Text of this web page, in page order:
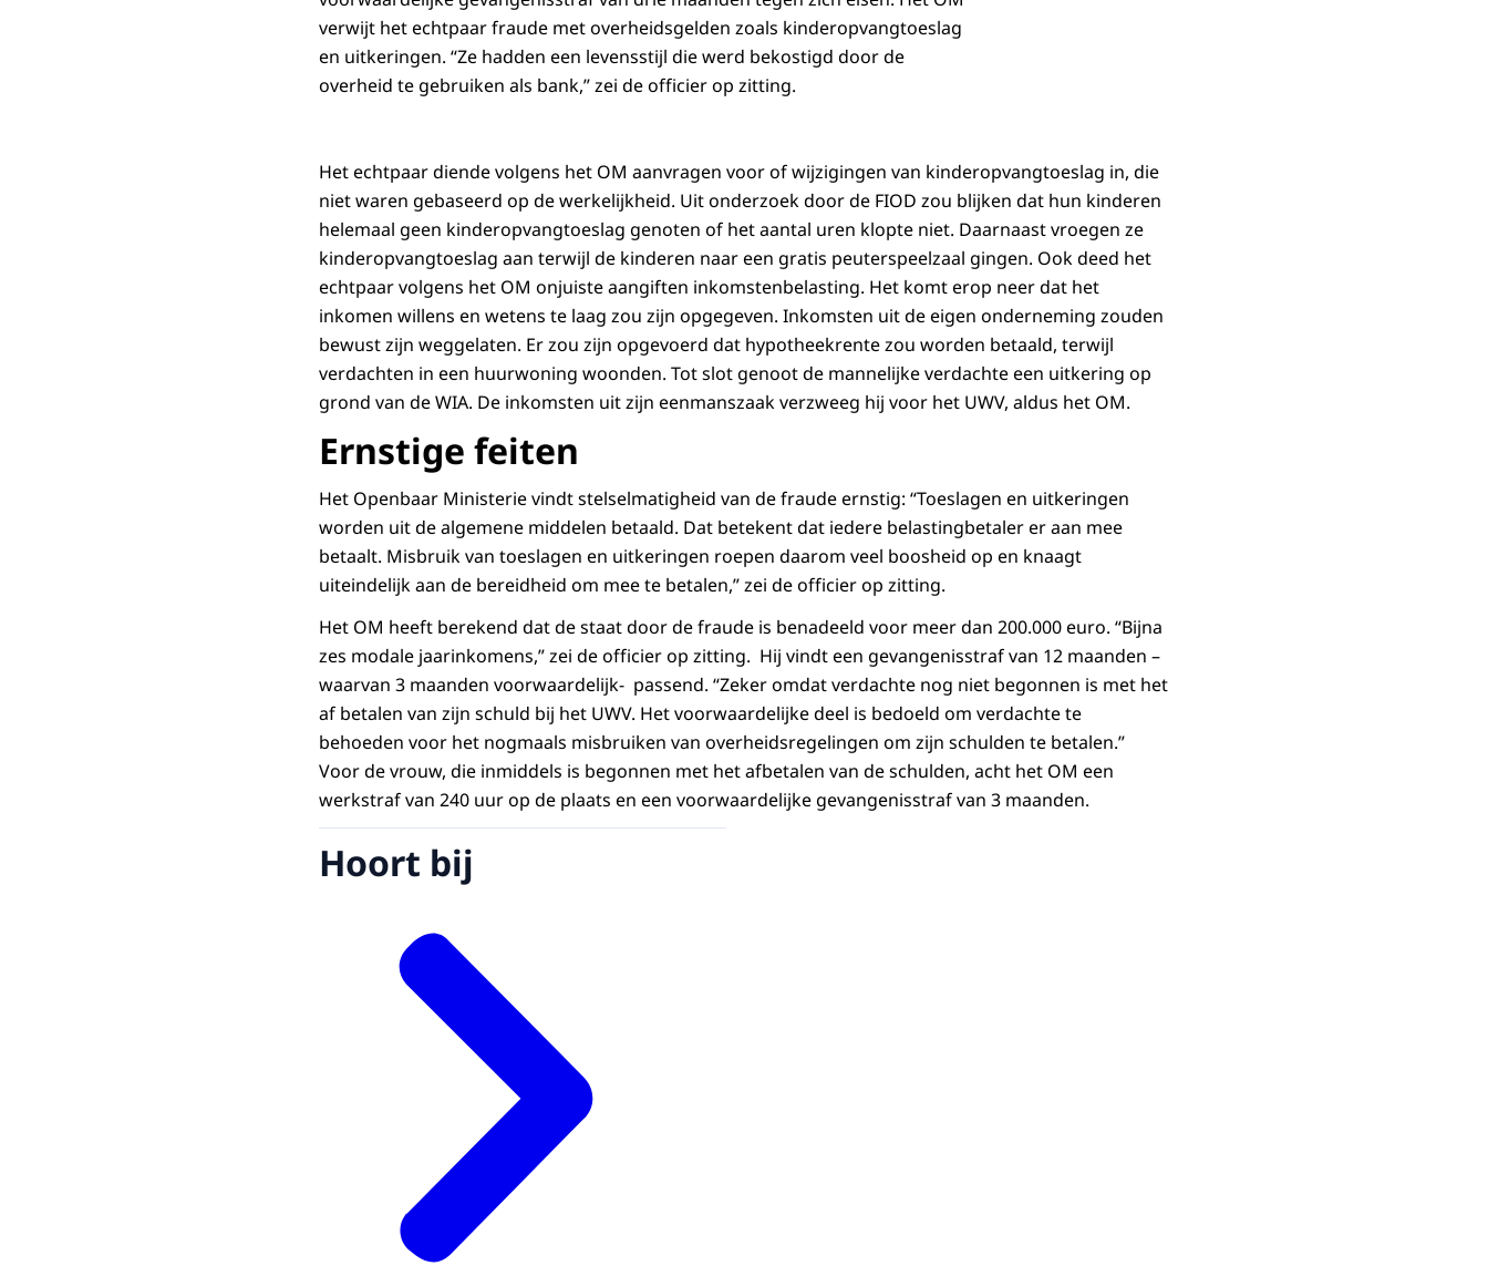
verwijt het echtpaar fraude met overheidsgelden zoals kinderopvangtoeslag
en uitkeringen. “Ze hadden een levensstijl die werd bekostigd door de
overheid te gebruiken als bank,” zei de officier op zitting.
Het echtpaar diende volgens het OM aanvragen voor of wijzigingen van kinderopvangtoeslag in, die
niet waren gebaseerd op de werkelijkheid. Uit onderzoek door de FIOD zou blijken dat hun kinderen
helemaal geen kinderopvangtoeslag genoten of het aantal uren klopte niet. Daarnaast vroegen ze
kinderopvangtoeslag aan terwijl de kinderen naar een gratis peuterspeelzaal gingen. Ook deed het
echtpaar volgens het OM onjuiste aangiften inkomstenbelasting. Het komt erop neer dat het
inkomen willens en wetens te laag zou zijn opgegeven. Inkomsten uit de eigen onderneming zouden
bewust zijn weggelaten. Er zou zijn opgevoerd dat hypotheekrente zou worden betaald, terwijl
verdachten in een huurwoning woonden. Tot slot genoot de mannelijke verdachte een uitkering op
grond van de WIA. De inkomsten uit zijn eenmanszaak verzweeg hij voor het UWV, aldus het OM.
Ernstige feiten
Het Openbaar Ministerie vindt stelselmatigheid van de fraude ernstig: “Toeslagen en uitkeringen
worden uit de algemene middelen betaald. Dat betekent dat iedere belastingbetaler er aan mee
betaalt. Misbruik van toeslagen en uitkeringen roepen daarom veel boosheid op en knaagt
uiteindelijk aan de bereidheid om mee te betalen,” zei de officier op zitting.
Het OM heeft berekend dat de staat door de fraude is benadeeld voor meer dan 200.000 euro. “Bijna
zes modale jaarinkomens,” zei de officier op zitting. Hij vindt een gevangenisstraf van 12 maanden –
waarvan 3 maanden voorwaardelijk- passend. “Zeker omdat verdachte nog niet begonnen is met het
af betalen van zijn schuld bij het UWV. Het voorwaardelijke deel is bedoeld om verdachte te
behoeden voor het nogmaals misbruiken van overheidsregelingen om zijn schulden te betalen.”
Voor de vrouw, die inmiddels is begonnen met het afbetalen van de schulden, acht het OM een
werkstraf van 240 uur op de plaats en een voorwaardelijke gevangenisstraf van 3 maanden.
Hoort bij